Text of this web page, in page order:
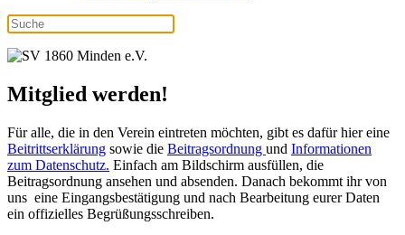
Mitglied werden!
Für alle, die in den Verein eintreten möchten, gibt es dafür hier eine
Beitrittserklärung sowie die Beitragsordnung und Informationen
zum Datenschutz. Einfach am Bildschirm ausfüllen, die
Beitragsordnung ansehen und absenden. Danach bekommt ihr von
uns eine Eingangsbestätigung und nach Bearbeitung eurer Daten
ein offizielles Begrüßungsschreiben.